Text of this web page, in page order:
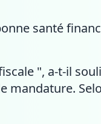
santé
", a-t-il
mandature.